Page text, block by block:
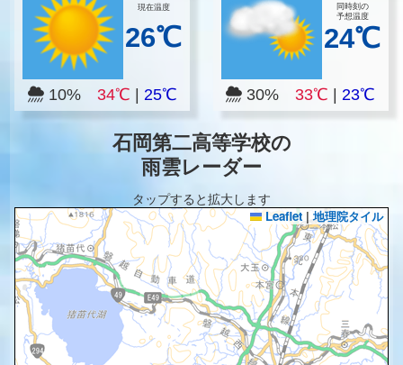
現在温度
26℃
10% 34℃ 25℃
同時刻の
予想温度
24℃
30%33℃ |23℃
石岡第二高等学校の
雨雲レーダー
タップすると拡大します
Leaflet | 地理院タイル